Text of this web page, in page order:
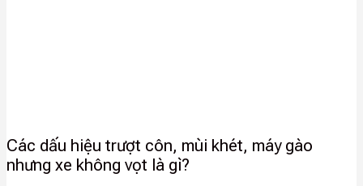
Các dấu hiệu trượt côn, mùi khét, máy gào
nhưng xe không vọt là gì?